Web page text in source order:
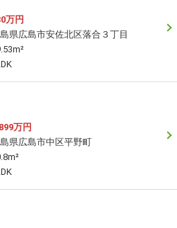
万円
県広島市安佐北区落合３丁目
万円
県広島市中区平野町